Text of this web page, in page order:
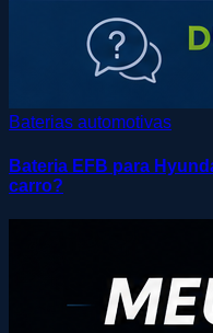
Baterias automotivas
Bateria EFB para
carro?